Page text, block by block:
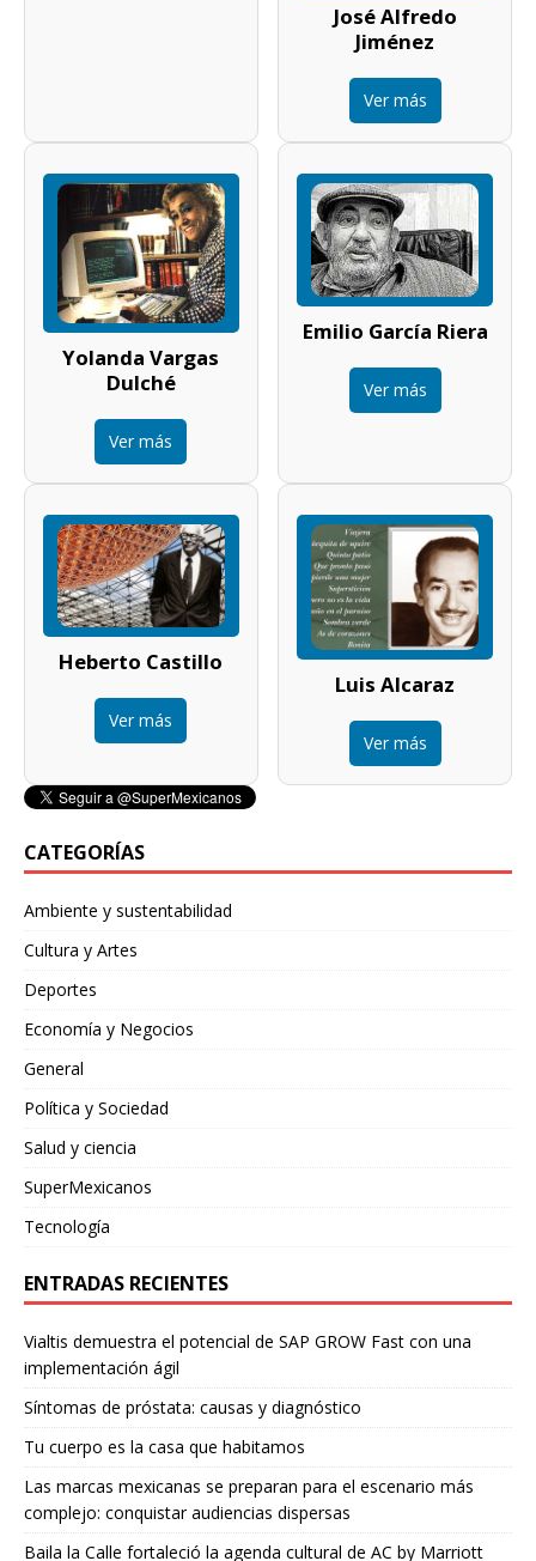
José Alfredo
Jiménez
Ver más
Yolanda Vargas
Dulché
Ver más
Emilio García Riera
Ver más
Heberto Castillo
Ver más
Luis Alcaraz
Ver más
CATEGORÍAS
Ambiente y sustentabilidad
Cultura y Artes
Deportes
Economía y Negocios
General
Política y Sociedad
Salud y ciencia
SuperMexicanos
Tecnología
ENTRADAS RECIENTES
Vialtis demuestra el potencial de SAP GROW Fast con una
implementación ágil
Síntomas de próstata: causas y diagnóstico
Tu cuerpo es la casa que habitamos
Las marcas mexicanas se preparan para el escenario más
complejo: conquistar audiencias dispersas
Baila la Calle fortaleció la agenda cultural de AC by Marriott